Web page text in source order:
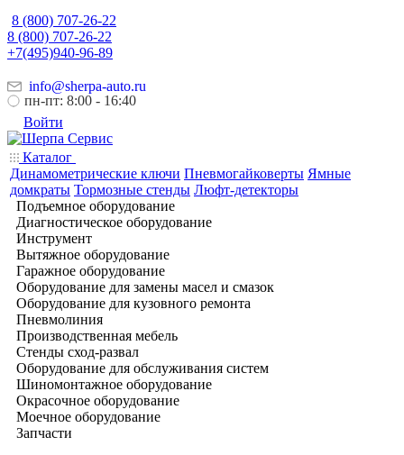
8 (800) 707-26-22
8 (800) 707-26-22
+7(495)940-96-89
info@sherpa-auto.ru
пн-пт: 8:00 - 16:40
Войти
Каталог
Динамометрические ключи Пневмогайковерты Ямные
домкраты Тормозные стенды Люфт-детекторы
Подъемное оборудование
Диагностическое оборудование
Инструмент
Вытяжное оборудование
Гаражное оборудование
Оборудование для замены масел и смазок
Оборудование для кузовного ремонта
Пневмолиния
Производственная мебель
Стенды сход-развал
Оборудование для обслуживания систем
Шиномонтажное оборудование
Окрасочное оборудование
Моечное оборудование
Запчасти